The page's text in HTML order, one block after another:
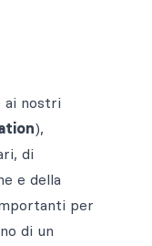
ai nostri
),
di
e della
per
di un